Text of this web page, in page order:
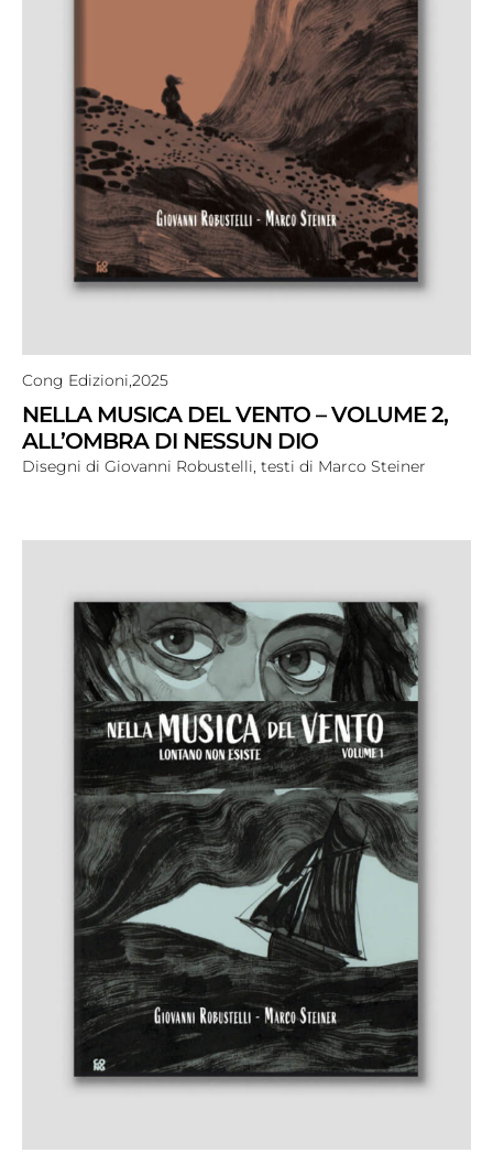
Cong Edizioni,2025
NELLA MUSICA DEL VENTO – VOLUME 2,
ALL’OMBRA DI NESSUN DIO
Disegni di Giovanni Robustelli, testi di Marco Steiner